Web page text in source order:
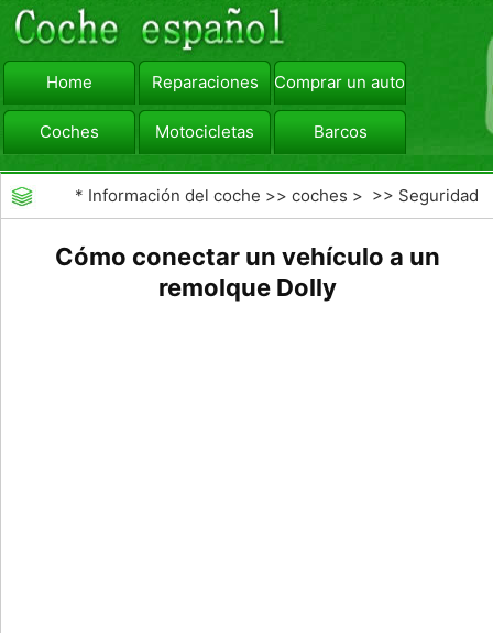
Home Reparaciones Comprar un automóvil
Coches Motocicletas Barcos
viajar Camiones
* Información del coche >>coches > >> Seguridad
Cómo conectar un vehículo a un
remolque Dolly